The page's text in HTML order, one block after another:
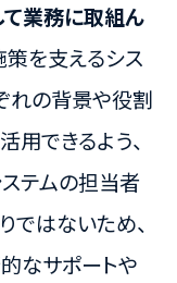
業務に取組ん
を支えるシス
れの背景や役割
用できるよう、
テムの担当者
ではないため、
なサポートや